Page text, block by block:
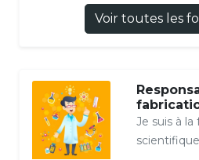
Voir toutes les
Je suis à